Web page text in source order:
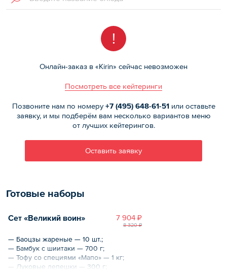
!
Онлайн-заказ в «Kirin» сейчас невозможен
Посмотреть все кейтеринги
Позвоните нам по номеру+7 (495) 648-61-51или оставьте
заявку, и мы подберём вам несколько вариантов меню
от лучших кейтерингов.
Оставить заявку
Готовые наборы
7 904 ₽
8 320 ₽
Сет «Великий воин»
— Баоцзы жареные — 10 шт.;
— Бамбук с шиитаки — 700 г;
— Тофу со специями «Мапо» — 1 кг;
— Луковые лепешки — 300 г;